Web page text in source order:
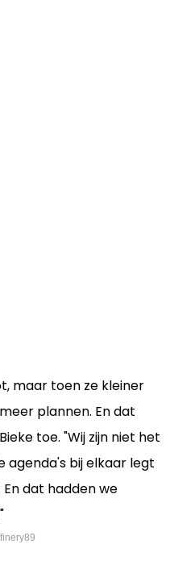
maar toen ze kleiner
plannen. En dat
toe. "Wij zijn niet het
agenda's bij elkaar legt
dat hadden we